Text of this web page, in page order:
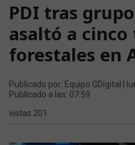
PDI tras
asaltó a
forestales en
Publicado por: Equipo GDigital |
Publicado a las: 07:59
vistas 201